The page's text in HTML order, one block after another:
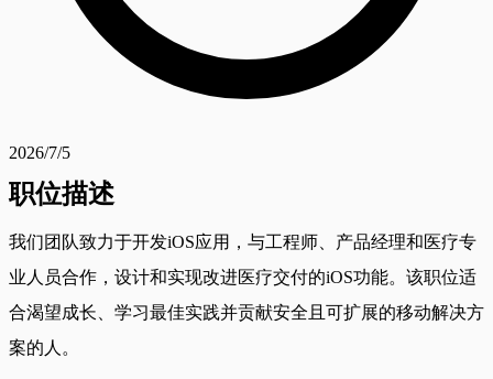
2026/7/5
职位描述
我们团队致力于开发iOS应用，与工程师、产品经理和医疗专
业人员合作，设计和实现改进医疗交付的iOS功能。该职位适
合渴望成长、学习最佳实践并贡献安全且可扩展的移动解决方
案的人。